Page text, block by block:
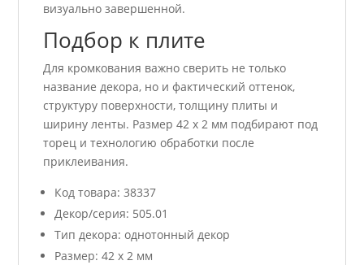
визуально завершенной.
Подбор к плите
Для кромкования важно сверить не только
название декора, но и фактический оттенок,
структуру поверхности, толщину плиты и
ширину ленты. Размер 42 x 2 мм подбирают под
торец и технологию обработки после
приклеивания.
Код товара: 38337
Декор/серия: 505.01
Тип декора: однотонный декор
Размер: 42 x 2 мм